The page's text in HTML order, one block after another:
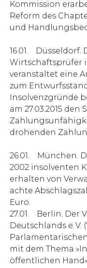
Kommission
Reform des
und
16.01. Düsseldorf.
Wirtschaftsprüfer
veranstaltet eine
zum
Insolvenzgründe
am 27.03.2015 den
drohenden
26.01. München.
2002 insolventen
erhalten von
achte
Euro.
27.01. Berlin. Der
Deutschlands e. V.
mit dem Thema
öffentlichen